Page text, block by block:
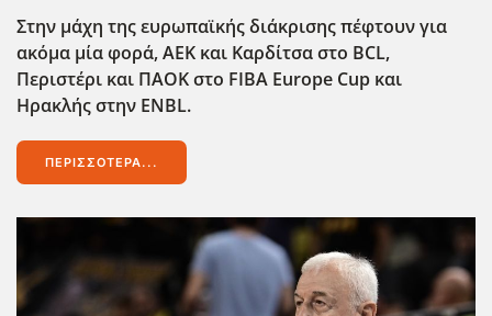
Στην μάχη της ευρωπαϊκής διάκρισης πέφτουν για
ακόμα μία φορά, ΑΕΚ και Καρδίτσα στο BCL,
Περιστέρι και ΠΑΟΚ στο FIBA Europe Cup και
Ηρακλής στην ENBL.
ΠΕΡΙΣΣΌΤΕΡΑ...